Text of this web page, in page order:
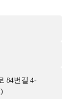
84번길 4-